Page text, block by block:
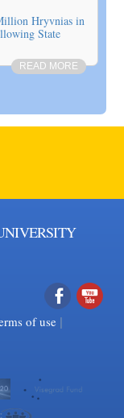
Hryvnias in
State
READ MORE
Facebook
of use |